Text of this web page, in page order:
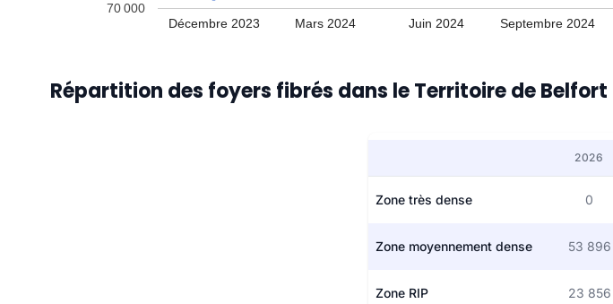
Décembre 2023 Mars 2024 Juin 2024 Septembre 2024
70 000
Répartition des foyers fibrés dans le Territoire de Belfort
2026
Zone très dense 0
Zone moyennement dense 53 896
Zone RIP 23 856